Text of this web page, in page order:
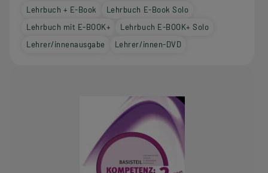
Lehrbuch + E-Book
Lehrbuch E-Book Solo
Lehrbuch mit E-BOOK+
Lehrbuch E-BOOK+ Solo
Lehrer/innenausgabe
Lehrer/innen-DVD